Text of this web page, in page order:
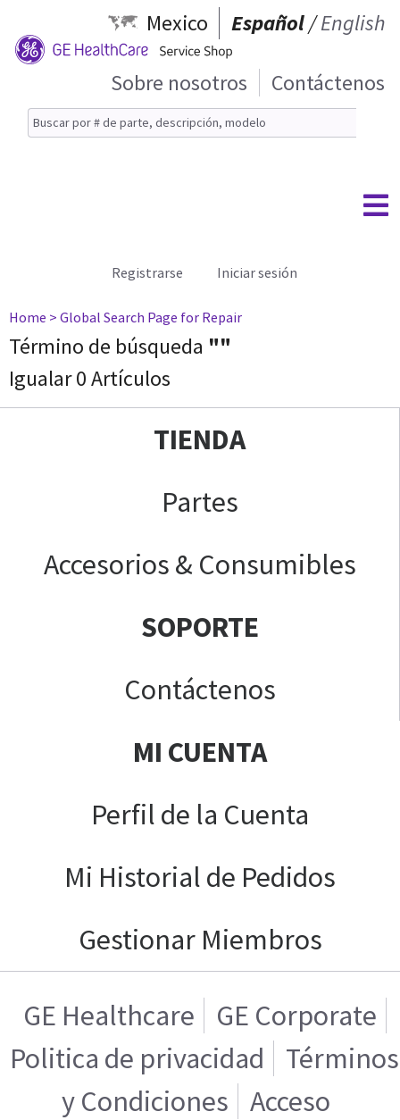
Mexico Español/English
Sobre nosotros Contáctenos
Registrarse Iniciar sesión
Home > Global Search Page for Repair
Término de búsqueda ""
Igualar 0 Artículos
TIENDA
Partes
Accesorios & Consumibles
SOPORTE
Contáctenos
MI CUENTA
Perfil de la Cuenta
Mi Historial de Pedidos
Gestionar Miembros
GE Healthcare
GE Corporate
Politica de privacidad
Términos
y Condiciones
Acceso